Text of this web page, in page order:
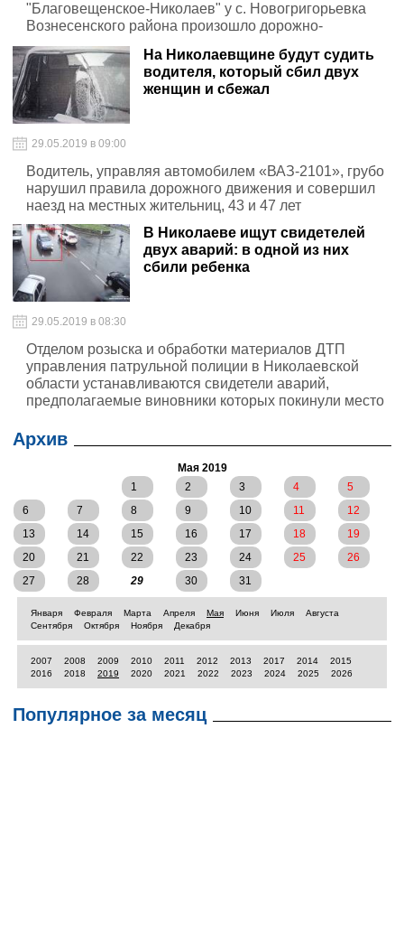
"Благовещенское-Николаев" у с. Новогригорьевка
Вознесенского района произошло дорожно-
транспортное происшествие с участием легкового
автомобиля BMW-350 и грузового автомобиля DAF
На Николаевщине будут судить
водителя, который сбил двух
женщин и сбежал
29.05.2019 в 09:00
Водитель, управляя автомобилем «ВАЗ-2101», грубо
нарушил правила дорожного движения и совершил
наезд на местных жительниц, 43 и 47 лет
В Николаеве ищут свидетелей
двух аварий: в одной из них
сбили ребенка
29.05.2019 в 08:30
Отделом розыска и обработки материалов ДТП
управления патрульной полиции в Николаевской
области устанавливаются свидетели аварий,
предполагаемые виновники которых покинули место
Архив
Мая 2019
1
2 3 4
5
6
7 8 9 10 11
12
13
14 15 16 17 18
19
20
21 22 23 24 25
26
27
28 29 30 31
Января Февраля Марта Апреля Мая Июня Июля
Августа
Сентября
Октября Ноября Декабря
2007 2008 2009 2010 2011 2012 2013 2017 2014
2015
2016
2018 2019 2020 2021 2022 2023 2024 2025 2026
Популярное за месяц